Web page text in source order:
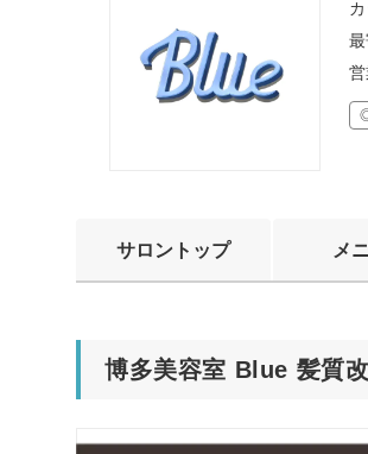
最
営
サロントップ メ
博多美容室 Blue 髪質